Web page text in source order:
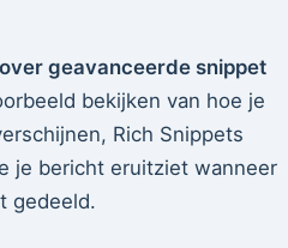
geavanceerde snippet
bekijken van hoe je
Rich Snippets
je bericht eruitziet wanneer
gedeeld.